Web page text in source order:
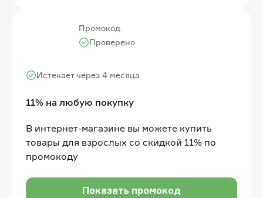
Промокод
11% на любую покупку
Истекает через 4 месяца
Проверено
В интернет-магазине вы можете купить
товары для взрослых со скидкой 11% по
промокоду
Показать промокод